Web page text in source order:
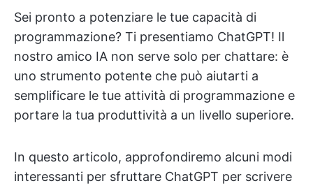
Sei pronto a potenziare le tue capacità di
programmazione? Ti presentiamo ChatGPT! Il
nostro amico IA non serve solo per chattare: è
uno strumento potente che può aiutarti a
semplificare le tue attività di programmazione e
portare la tua produttività a un livello superiore.
In questo articolo, approfondiremo alcuni modi
interessanti per sfruttare ChatGPT per scrivere